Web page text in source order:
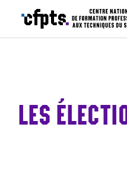
CFPTS – formations en
LES